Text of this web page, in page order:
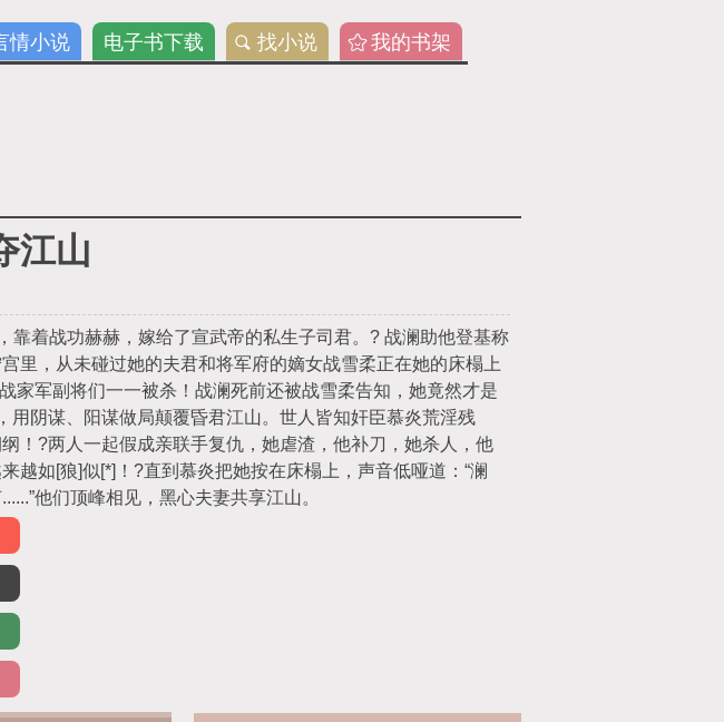
情小说 电子书下载 找小说 我的书架
江山
靠着战功赫赫，嫁给了宣武帝的私生子司君。? 战澜助他登基称
里，从未碰过她的夫君和将军府的嫡女战雪柔正在她的床榻上
家军副将们一一被杀！战澜死前还被战雪柔告知，她竟然才是
用阴谋、阳谋做局颠覆昏君江山。世人皆知奸臣慕炎荒淫残
！?两人一起假成亲联手复仇，她虐渣，他补刀，她杀人，他
越如[狼]似[*]！?直到慕炎把她按在床榻上，声音低哑道：“澜
他们顶峰相见，黑心夫妻共享江山。